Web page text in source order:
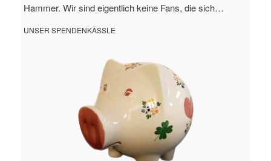
Hammer. Wir sind eigentlich keine Fans, die sich…
UNSER SPENDENKÄSSLE